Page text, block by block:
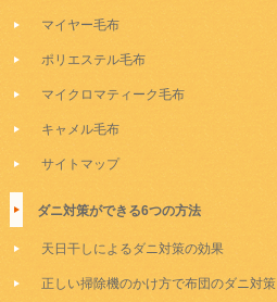
マイヤー毛布
ポリエステル毛布
マイクロマティーク毛布
キャメル毛布
サイトマップ
ダニ対策ができる6つの方法
天日干しによるダニ対策の効果
正しい掃除機のかけ方で布団のダニ対策